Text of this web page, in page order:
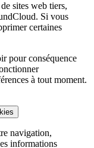
sites web tiers,
Si vous
certaines
pour conséquence
à tout moment.
navigation,
informations